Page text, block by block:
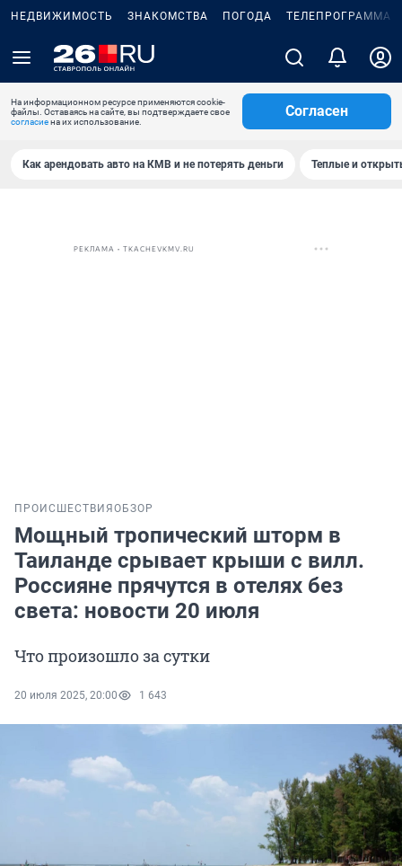
НЕДВИЖИМОСТЬ ЗНАКОМСТВА ПОГОДА ТЕЛЕПРОГРАММА
На информационном ресурсе применяются cookie-
файлы. Оставаясь на сайте, вы подтверждаете свое
согласиена их использование.
Согласен
Как арендовать авто на КМВ и не потерять деньги Теплые и
РЕКЛАМА • TKACHEVKMV.RU
ПРОИСШЕСТВИЯ ОБЗОР
Мощный тропический шторм в
Таиланде срывает крыши с вилл.
Россияне прячутся в отелях без
света: новости 20 июля
Что произошло за сутки
20 июля 2025, 20:00 1 643